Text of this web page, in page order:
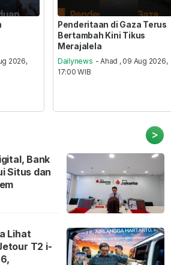
2026,
Penderitaan di Gaza Terus
Bertambah Kini Tikus
Merajalela
Dailynews - Ahad , 09 Aug 2026,
17:00 WIB
>
Bank
Situs dan
Lihat
T2 i-